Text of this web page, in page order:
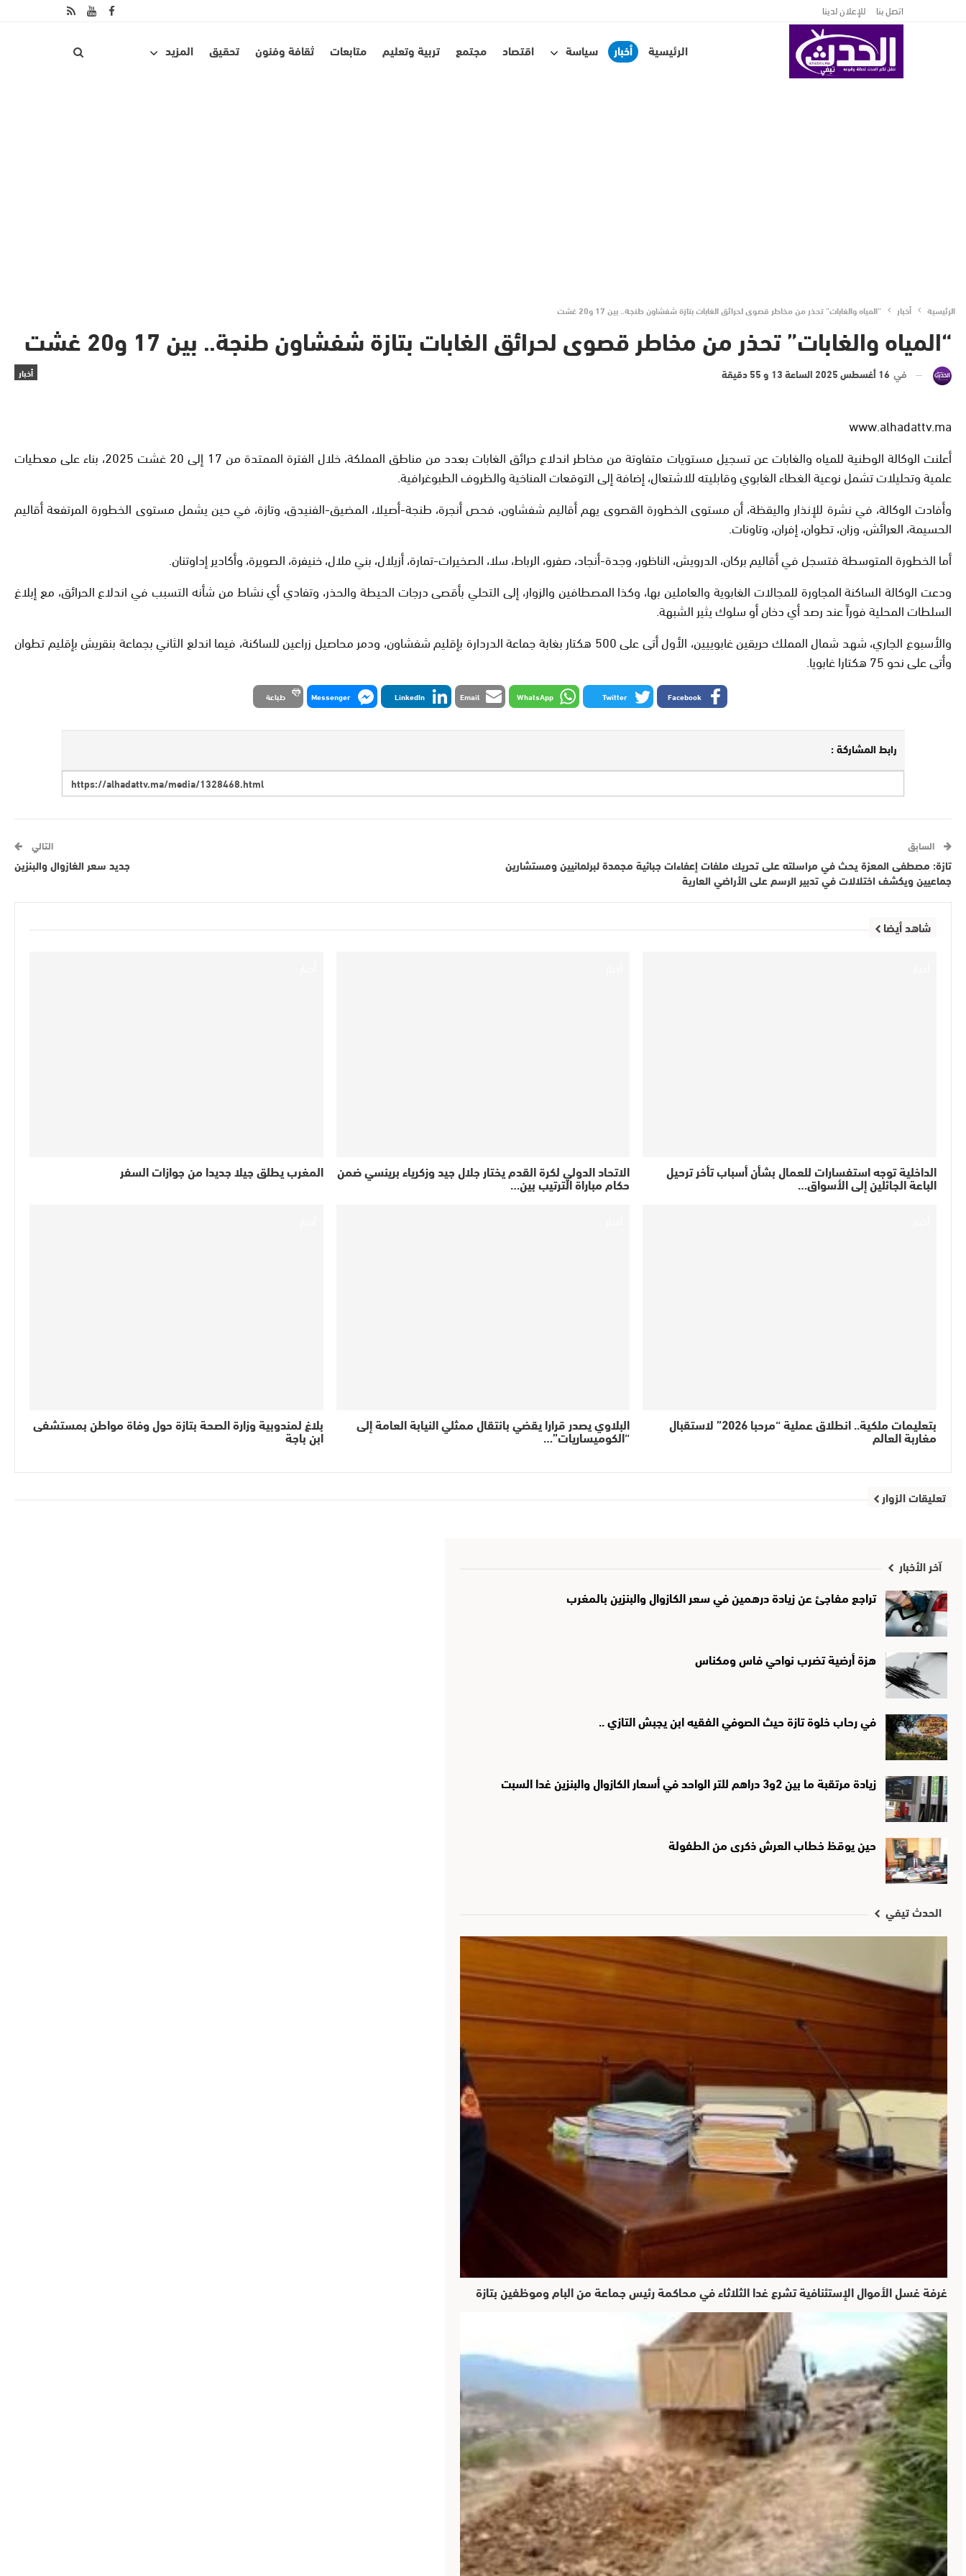
اتصل بنا للإعلان لدينا
الرئيسية أخبار سياسة اقتصاد مجتمع تربية وتعليم متابعات ثقافة وفنون تحقيق المزيد
الرئيسية أخبار “المياه والغابات” تحذر من مخاطر قصوى لحرائق الغابات بتازة شفشاون طنجة.. بين 17 و20 غشت
“المياه والغابات” تحذر من مخاطر قصوى لحرائق الغابات بتازة شفشاون طنجة.. بين 17 و20 غشت
أخبار في 16 أغسطس 2025 الساعة 13 و 55 دقيقة
www.alhadattv.ma
أعلنت الوكالة الوطنية للمياه والغابات عن تسجيل مستويات متفاوتة من مخاطر اندلاع حرائق الغابات بعدد من مناطق المملكة، خلال الفترة الممتدة من 17 إلى 20 غشت 2025، بناء على معطيات
علمية وتحليلات تشمل نوعية الغطاء الغابوي وقابليته للاشتعال، إضافة إلى التوقعات المناخية والظروف الطبوغرافية.
وأفادت الوكالة، في نشرة للإنذار واليقظة، أن مستوى الخطورة القصوى يهم أقاليم شفشاون، فحص أنجرة، طنجة-أصيلا، المضيق-الفنيدق، وتازة، في حين يشمل مستوى الخطورة المرتفعة أقاليم
الحسيمة، العرائش، وزان، تطوان، إفران، وتاونات.
أما الخطورة المتوسطة فتسجل في أقاليم بركان، الدرويش، الناظور، وجدة-أنجاد، صفرو، الرباط، سلا، الصخيرات-تمارة، أزيلال، بني ملال، خنيفرة، الصويرة، وأكادير إداوتنان.
ودعت الوكالة الساكنة المجاورة للمجالات الغابوية والعاملين بها، وكذا المصطافين والزوار، إلى التحلي بأقصى درجات الحيطة والحذر، وتفادي أي نشاط من شأنه التسبب في اندلاع الحرائق، مع إبلاغ
السلطات المحلية فوراً عند رصد أي دخان أو سلوك يثير الشبهة.
والأسبوع الجاري، شهد شمال المملك حريقين غابوييين، الأول أتى على 500 هكتار بغابة جماعة الدردارة بإقليم شفشاون، ودمر محاصيل زراعين للساكنة، فيما اندلع الثاني بجماعة بنقريش بإقليم تطوان
وأتى على نحو 75 هكتارا غابويا.
Facebook
Twitter
WhatsApp
Email
LinkedIn
Messenger طباعة
رابط المشاركة :
السابق
تازة: مصطفى المعزة يحث في مراسلته على تحريك ملفات إعفاءات جبائية مجمدة لبرلمانيين ومستشارين
جماعيين ويكشف اختلالات في تدبير الرسم على الأراضي العارية
التالي
جديد سعر الغازوال والبنزين
شاهد أيضا
الداخلية توجه استفسارات للعمال بشأن أسباب تأخر ترحيل
الباعة الجائلين إلى الأسواق…
الاتحاد الدولي لكرة القدم يختار جلال جيد وزكرياء برينسي ضمن
حكام مباراة الترتيب بين…
المغرب يطلق جيلا جديدا من جوازات السفر
بتعليمات ملكية.. انطلاق عملية “مرحبا 2026” لاستقبال
مغاربة العالم
البلاوي يصدر قرارا يقضي بانتقال ممثلي النيابة العامة إلى
“الكوميساريات”…
بلاغ لمندوبية وزارة الصحة بتازة حول وفاة مواطن بمستشفى
ابن باجة
تعليقات الزوار
آخر الأخبار
تراجع مفاجئ عن زيادة درهمين في سعر الكازوال والبنزين بالمغرب
هزة أرضية تضرب نواحي فاس ومكناس
في رحاب خلوة تازة حيث الصوفي الفقيه ابن يجبش التازي ..
زيادة مرتقبة ما بين 2و3 دراهم للتر الواحد في أسعار الكازوال والبنزين غدا السبت
حين يوقظ خطاب العرش ذكرى من الطفولة
الحدث تيفي
غرفة غسل الأموال الإستئنافية تشرع غدا الثلاثاء في محاكمة رئيس جماعة من البام وموظفين بتازة